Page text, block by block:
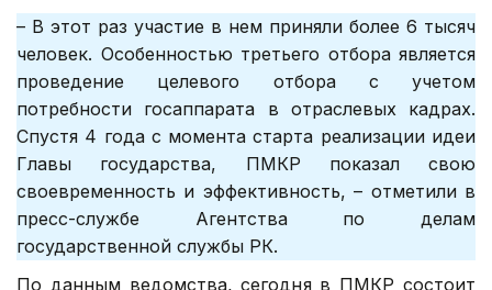
– В этот раз участие в нем приняли более 6 тысяч
человек. Особенностью третьего отбора является
проведение целевого отбора с учетом
потребности госаппарата в отраслевых кадрах.
Спустя 4 года с момента старта реализации идеи
Главы государства, ПМКР показал свою
своевременность и эффективность, – отметили в
пресс-службе Агентства по делам
государственной службы РК.
По данным ведомства, сегодня в ПМКР состоит